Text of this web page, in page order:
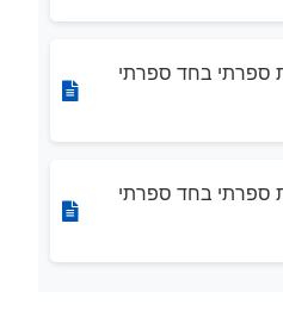
ספרתי בחד ספרתי
ספרתי בחד ספרתי